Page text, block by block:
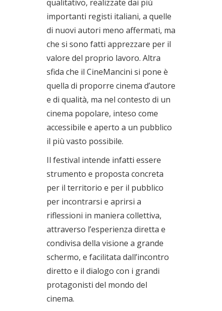
qualitativo, realizzate dai più
importanti registi italiani, a quelle
di nuovi autori meno affermati, ma
che si sono fatti apprezzare per il
valore del proprio lavoro. Altra
sfida che il CineMancini si pone è
quella di proporre cinema d’autore
e di qualità, ma nel contesto di un
cinema popolare, inteso come
accessibile e aperto a un pubblico
il più vasto possibile.
Il festival intende infatti essere
strumento e proposta concreta
per il territorio e per il pubblico
per incontrarsi e aprirsi a
riflessioni in maniera collettiva,
attraverso l’esperienza diretta e
condivisa della visione a grande
schermo, e facilitata dall’incontro
diretto e il dialogo con i grandi
protagonisti del mondo del
cinema.